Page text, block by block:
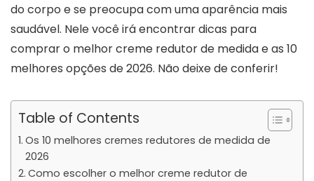
do corpo e se preocupa com uma aparência mais
saudável. Nele você irá encontrar dicas para
comprar o melhor creme redutor de medida e as 10
melhores opções de 2026. Não deixe de conferir!
Table of Contents
Os 10 melhores cremes redutores de medida de
2026
Como escolher o melhor creme redutor de